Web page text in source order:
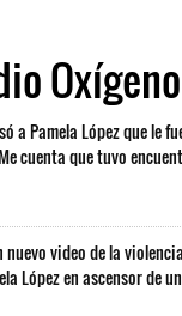
Oxígeno
a Pamela López que le
cuenta que tuvo
video de la
López en ascensor de un